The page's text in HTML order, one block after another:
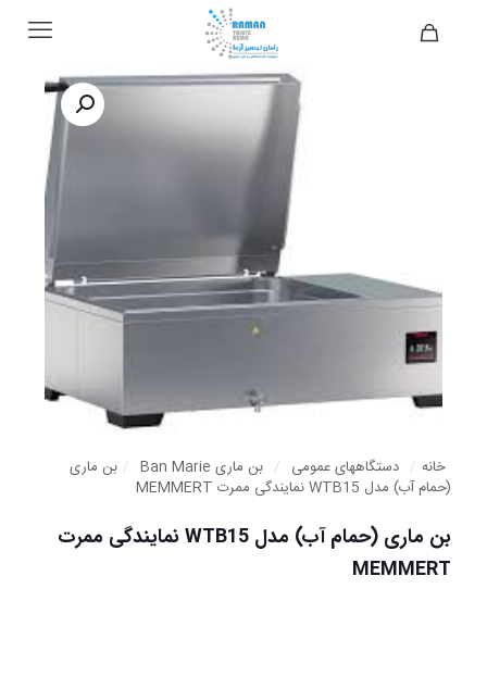
خانه / دستگاههای عمومی / بن ماری Ban Marie / بن ماری
(حمام آب) مدل WTB15 نمایندگی ممرت MEMMERT
بن ماری (حمام آب) مدل WTB15 نمایندگی ممرت
MEMMERT